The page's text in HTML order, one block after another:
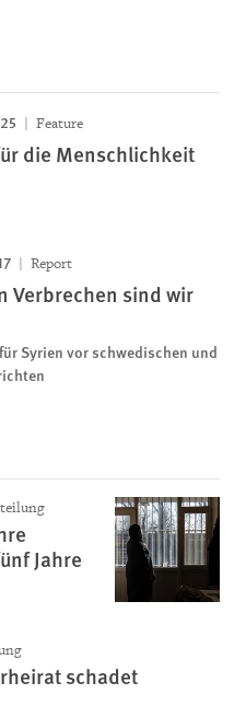
Feature
die Menschlichkeit
Report
Verbrechen sind wir
Syrien vor schwedischen und
Jahre
schadet